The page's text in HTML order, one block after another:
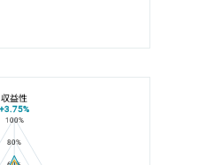
ビルと池上線の平均値の総合評価の比較
100%
80%
収益性
+3.75%